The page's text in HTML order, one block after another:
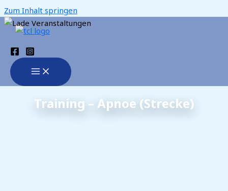
Zum Inhalt springen
Training – Apnoe (Strecke)